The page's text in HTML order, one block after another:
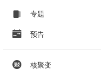
专题
预告
核聚变